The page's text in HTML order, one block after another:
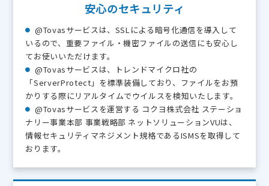
安心のセキュリティ
@Tovasサービスは、SSLによる暗号化通信を導入して
いるので、重要ファイル・機密ファイルの送信にも安心し
てお使いいただけます。
@Tovasサービスは、トレンドマイクロ社の
「ServerProtect」を標準装備しており、ファイルをお預
かりする際にリアルタイムでウイルスを検知いたします。
@Tovasサービスを運営する コクヨ株式会社 ステーショ
ナリー事業本部 事業戦略部 ネットソリューションVUは、
情報セキュリティマネジメント規格であるISMSを取得して
おります。